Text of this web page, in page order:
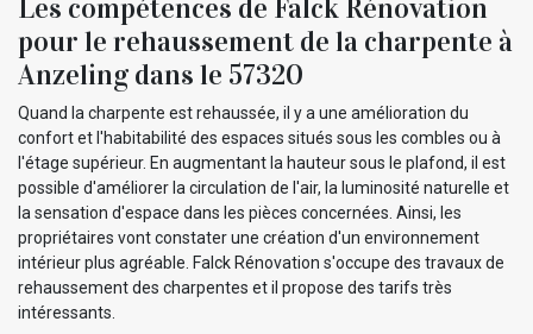
Les compétences de Falck Rénovation
pour le rehaussement de la charpente à
Anzeling dans le 57320
Quand la charpente est rehaussée, il y a une amélioration du
confort et l'habitabilité des espaces situés sous les combles ou à
l'étage supérieur. En augmentant la hauteur sous le plafond, il est
possible d'améliorer la circulation de l'air, la luminosité naturelle et
la sensation d'espace dans les pièces concernées. Ainsi, les
propriétaires vont constater une création d'un environnement
intérieur plus agréable. Falck Rénovation s'occupe des travaux de
rehaussement des charpentes et il propose des tarifs très
intéressants.